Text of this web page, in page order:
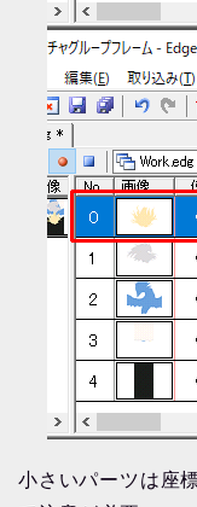
小さいパーツは座